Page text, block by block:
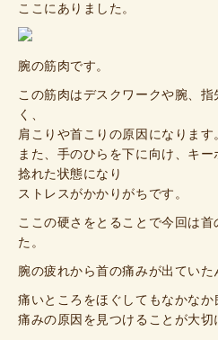
ここにありました。
腕の筋肉です。
この筋肉はデスクワークや腕、
く、
肩こりや首こりの原因になります
また、手のひらを下に向け、キ
捻れた状態になり
ストレスがかかりがちです。
ここの硬さをとることで今回は
た。
腕の疲れから首の痛みが出てい
痛いところをほぐしてもなかなか
痛みの原因を見つけることが大切